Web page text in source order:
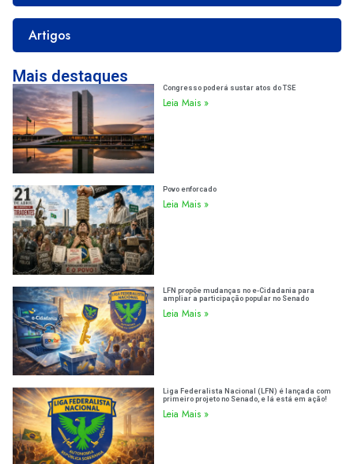
Artigos
Mais destaques
Congresso poderá sustar atos do TSE
Leia Mais »
Povo enforcado
Leia Mais »
LFN propõe mudanças no e-Cidadania para
ampliar a participação popular no Senado
Leia Mais »
Liga Federalista Nacional (LFN) é lançada com
primeiro projeto no Senado, e lá está em ação!
Leia Mais »